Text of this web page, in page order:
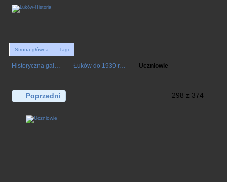
Strona główna Tagi
Historyczna gal… Łuków do 1939 r… Uczniowie
Poprzedni 298 z 374